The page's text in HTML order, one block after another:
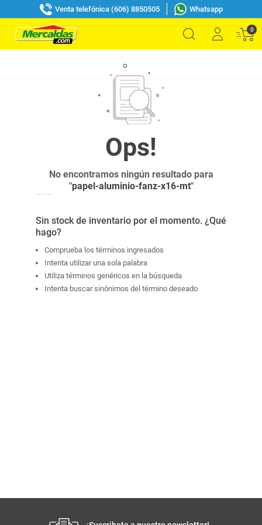
Venta telefónica (606) 8850505 Whatsapp
0
No encontramos ningún resultado para
papel-aluminio-fanz-x16-mt"
Sin stock de inventario por el momento. ¿Qué
hago?
Comprueba los términos ingresados
Intenta utilizar una sola palabra
Utiliza términos genéricos en la búsqueda
Intenta buscar sinónimos del término deseado